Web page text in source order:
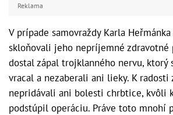
Reklama
V prípade samovraždy Karla
skloňovali jeho nepríjemné zdravotné
dostal zápal trojklanného nervu, ktorý
vracal a nezaberali ani lieky. K radosti
nepridávali ani bolesti chrbtice, kvôli
podstúpil operáciu. Práve toto mnohí